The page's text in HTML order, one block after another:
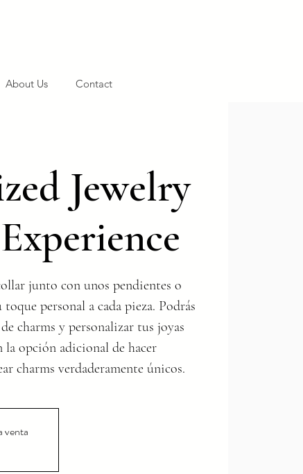
About Us Contact
Jewelry
junto con unos pendientes o
personal a cada pieza. Podrás
charms y personalizar tus joyas
opción adicional de hacer
charms verdaderamente únicos.
venta